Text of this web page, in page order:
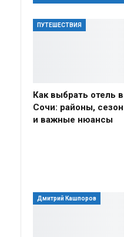
ПУТЕШЕСТВИЯ
Как выбрать отель в
Сочи: районы, сезон
и важные нюансы
Дмитрий Кашпоров